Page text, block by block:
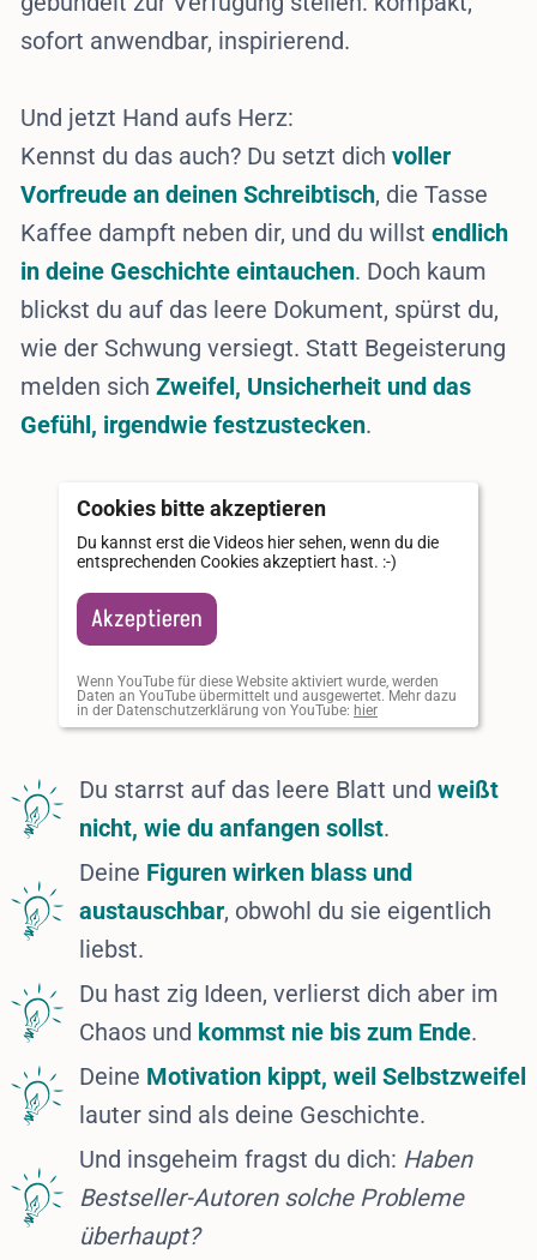
sofort anwendbar, inspirierend.
Und jetzt Hand aufs Herz:
Kennst du das auch? Du setzt dich voller
Vorfreude an deinen Schreibtisch, die Tasse
Kaffee dampft neben dir, und du willst endlich
in deine Geschichte eintauchen. Doch kaum
blickst du auf das leere Dokument, spürst du,
wie der Schwung versiegt. Statt Begeisterung
melden sich Zweifel, Unsicherheit und das
Gefühl, irgendwie festzustecken.
Cookies bitte akzeptieren
Du kannst erst die Videos hier sehen, wenn du die
entsprechenden Cookies akzeptiert hast. :-)
Akzeptieren
Wenn YouTube für diese Website aktiviert wurde, werden
Daten an YouTube übermittelt und ausgewertet. Mehr dazu
in der Datenschutzerklärung von YouTube: hier
Du starrst auf das leere Blatt und weißt
nicht, wie du anfangen sollst.
Deine Figuren wirken blass und
austauschbar, obwohl du sie eigentlich
liebst.
Du hast zig Ideen, verlierst dich aber im
Chaos und kommst nie bis zum Ende.
Deine Motivation kippt, weil Selbstzweifel
lauter sind als deine Geschichte.
Und insgeheim fragst du dich: Haben
Bestseller-Autoren solche Probleme
überhaupt?